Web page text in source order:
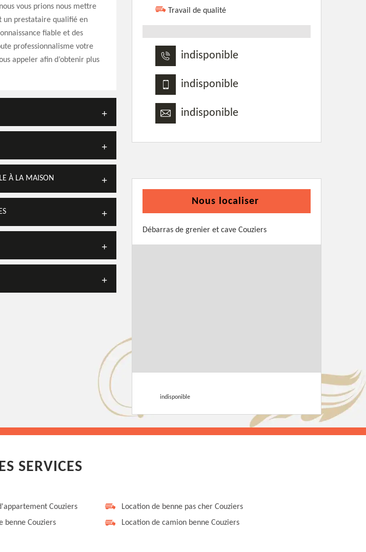
vous prions nous mettre
un prestataire qualifié en
fiable et des
professionnalisme votre
appeler afin d’obtenir plus
À LA MAISON
Travail de qualité
indisponible
indisponible
indisponible
Nous localiser
Débarras de grenier et cave Couziers
indisponible
SERVICES
Couziers
benne Couziers
Location de benne pas cher Couziers
Location de camion benne Couziers